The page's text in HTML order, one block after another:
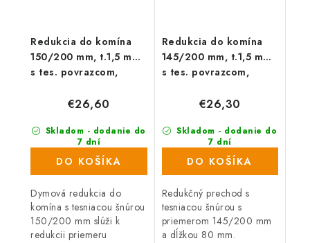
Redukcia do komína
150/200 mm, t.1,5 mm
s tes. povrazcom,
Skladom - dodanie do
7 dní
(176 ks)
€26,60
DO KOŠÍKA
Dymová redukcia do
komína s tesniacou šnúrou
150/200 mm slúži k
redukcii priemeru
Redukcia do komína
145/200 mm, t.1,5 mm
s tes. povrazcom,
Skladom - dodanie do
7 dní
(29 ks)
€26,30
DO KOŠÍKA
Redukčný prechod s
tesniacou šnúrou s
priemerom 145/200 mm
a dĺžkou 80 mm.